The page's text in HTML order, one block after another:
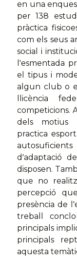
en una
per 138
pràctica
com els seus
social i
l'esmentada
el tipus i
algun club o
llicència
competicions.
dels motius
practica
d'adaptació
disposen.
que no
percepció
presència de
treball
principals
principals
aquesta